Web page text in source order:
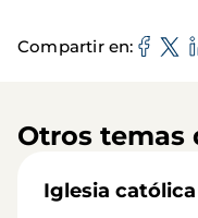
Compartir en
Otros temas
Iglesia católica